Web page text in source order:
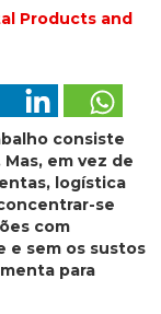
Products and
consiste
em vez de
logística
se
com
e sem os sustos
para